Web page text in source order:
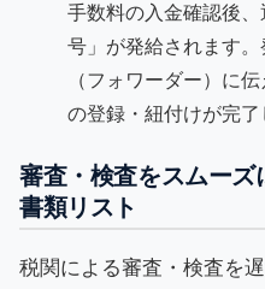
手数料の入金確認後
号」が発給されます
（フォワーダー）に
の登録・紐付けが完了
審査・検査をスムー
書類リスト
税関による審査・検査を